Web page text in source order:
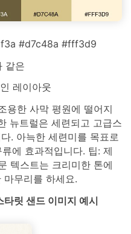
#d7c48a #fff3d9
같은
레이아웃
용한 사막 평원에 떨어지
뉴트럴은 세련되고 고급스
. 아늑한 세련미를 목표로
에 효과적입니다. 팁: 제
텍스트는 크리미한 톤에
마무리를 하세요.
릿 샌드 이미지 예시